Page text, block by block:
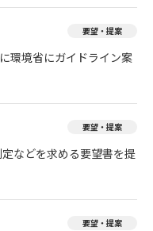
要望・提案
環境省にガイドライン案
要望・提案
などを求める要望書を提
要望・提案